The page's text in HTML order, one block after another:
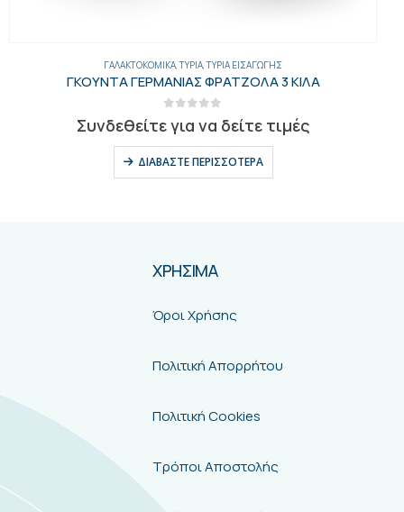
ΓΑΛΑΚΤΟΚΟΜΙΚΆ ,ΤΥΡΙΆ ,ΤΥΡΙΆ ΕΙΣΑΓΩΓΉΣ
ΓΚΟΥΝΤΑ ΓΕΡΜΑΝΙΑΣ ΦΡΑΤΖΟΛΑ 3 ΚΙΛΑ
Συνδεθείτε για να δείτε τιμές
ΔΙΑΒΆΣΤΕ ΠΕΡΙΣΣΌΤΕΡΑ
ΧΡΗΣΙΜΑ
Όροι Χρήσης
Πολιτική Απορρήτου
Πολιτική Cookies
Τρόποι Αποστολής